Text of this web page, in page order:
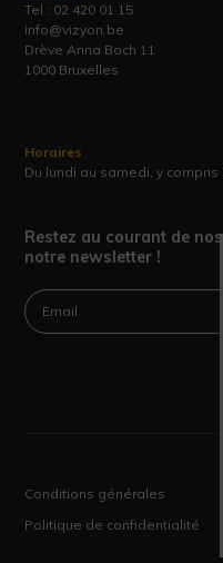
Tel : 02 420 01 15
info@vizyon.be
Drève Anna Boch 11
1000 Bruxelles
Horaires
Du lundi au samedi, y
Restez au courant de
notre newsletter !
Conditions générales
Politique de confidentialité